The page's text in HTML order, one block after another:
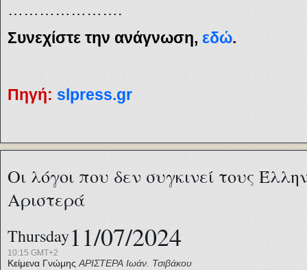
………………….
Συνεχίστε την ανάγνωση, εδώ.
Πηγή: slpress.gr
Οι λόγοι που δεν συγκινεί τους
Αριστερά
Thursday11/07/2024
10:15 GMT+2
Κείμενα Γνώμης ΑΡΙΣΤΕΡΑ Ιωάν. Τσιβάκου